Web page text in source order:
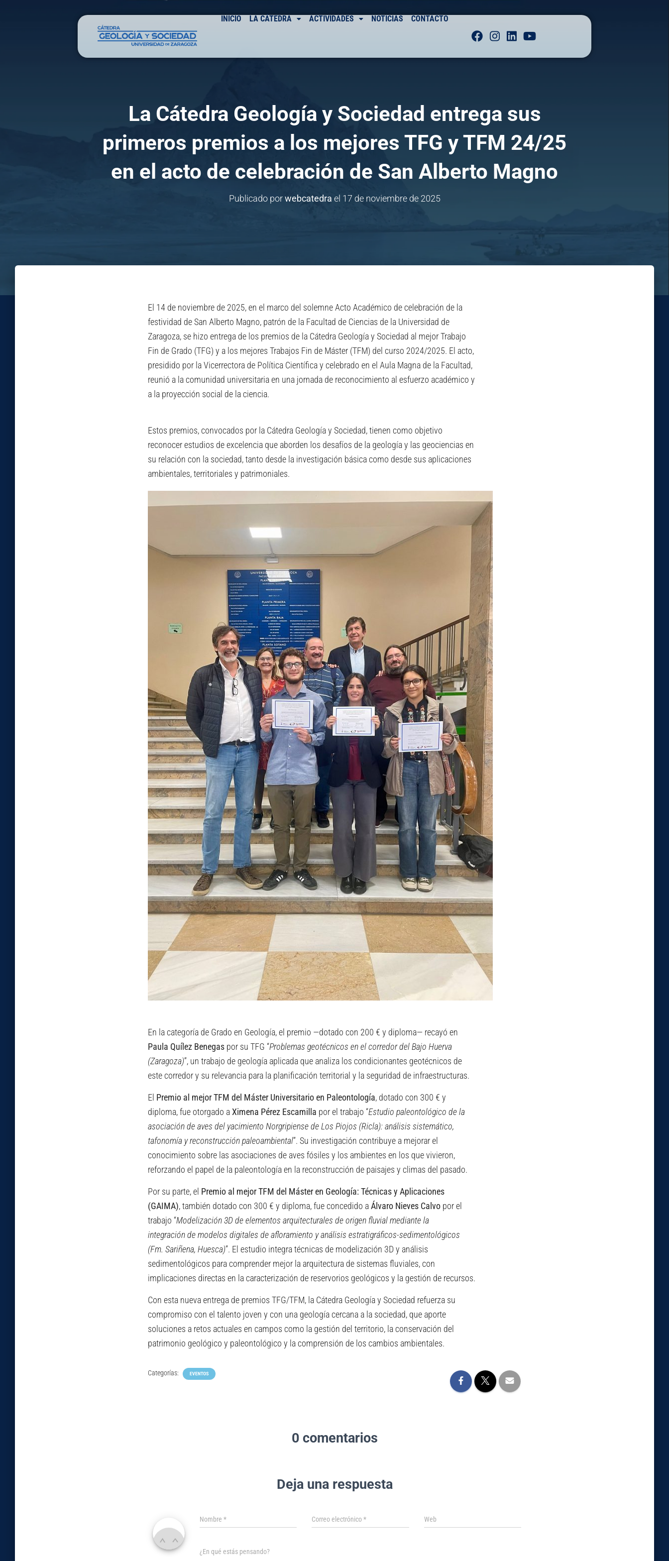
INICIO LA CÁTEDRA ACTIVIDADES NOTICIAS CONTACTO
La Cátedra Geología y Sociedad entrega sus
primeros premios a los mejores TFG y TFM 24/25
en el acto de celebración de San Alberto Magno
Publicado porwebcatedra el 17 de noviembre de 2025
El 14 de noviembre de 2025, en el marco del solemne Acto Académico de celebración de la
festividad de San Alberto Magno, patrón de la Facultad de Ciencias de la Universidad de
Zaragoza, se hizo entrega de los premios de la Cátedra Geología y Sociedad al mejor Trabajo
Fin de Grado (TFG) y a los mejores Trabajos Fin de Máster (TFM) del curso 2024/2025. El acto,
presidido por la Vicerrectora de Política Científica y celebrado en el Aula Magna de la Facultad,
reunió a la comunidad universitaria en una jornada de reconocimiento al esfuerzo académico y
a la proyección social de la ciencia.
Estos premios, convocados por la Cátedra Geología y Sociedad, tienen como objetivo
reconocer estudios de excelencia que aborden los desafíos de la geología y las geociencias en
su relación con la sociedad, tanto desde la investigación básica como desde sus aplicaciones
ambientales, territoriales y patrimoniales.
En la categoría de Grado en Geología, el premio —dotado con 200 € y diploma— recayó en
Paula Quílez Benegas por su TFG “Problemas geotécnicos en el corredor del Bajo Huerva
(Zaragoza)”, un trabajo de geología aplicada que analiza los condicionantes geotécnicos de
este corredor y su relevancia para la planificación territorial y la seguridad de infraestructuras.
El Premio al mejor TFM del Máster Universitario en Paleontología, dotado con 300 € y
diploma, fue otorgado a Ximena Pérez Escamilla por el trabajo “Estudio paleontológico de la
asociación de aves del yacimiento Norgripiense de Los Piojos (Ricla): análisis sistemático,
tafonomía y reconstrucción paleoambiental”. Su investigación contribuye a mejorar el
conocimiento sobre las asociaciones de aves fósiles y los ambientes en los que vivieron,
reforzando el papel de la paleontología en la reconstrucción de paisajes y climas del pasado.
Por su parte, el Premio al mejor TFM del Máster en Geología: Técnicas y Aplicaciones
(GAIMA), también dotado con 300 € y diploma, fue concedido aÁlvaro Nieves Calvo por el
trabajo “Modelización 3D de elementos arquitecturales de origen fluvial mediante la
integración de modelos digitales de afloramiento y análisis estratigráficos-sedimentológicos
(Fm. Sariñena, Huesca)”. El estudio integra técnicas de modelización 3D y análisis
sedimentológicos para comprender mejor la arquitectura de sistemas fluviales, con
implicaciones directas en la caracterización de reservorios geológicos y la gestión de recursos.
Con esta nueva entrega de premios TFG/TFM, la Cátedra Geología y Sociedad refuerza su
compromiso con el talento joven y con una geología cercana a la sociedad, que aporte
soluciones a retos actuales en campos como la gestión del territorio, la conservación del
patrimonio geológico y paleontológico y la comprensión de los cambios ambientales.
Categorías: EVENTOS
0 comentarios
Deja una respuesta
Nombre * Correo electrónico* Web
¿En qué estás pensando?